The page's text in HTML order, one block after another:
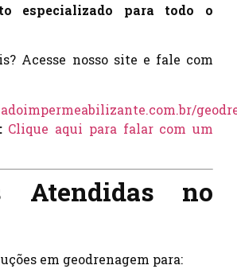
especializado para todo o
Acesse nosso site e fale com
Clique aqui para falar com um
Atendidas no
em geodrenagem para: